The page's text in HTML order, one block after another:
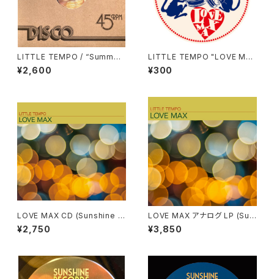
LITTLE TEMPO / “Summer
Saudade” DJ KENTARO RE
MIX (SUNLP-009)
¥2,600
LITTLE TEMPO "LOVE MA
X" オリジナルステッカー
¥300
LOVE MAX CD (Sunshine R
ecords / SUNCD-008)
¥2,750
LOVE MAX アナログ LP (Sun
shine Records / SUNLP-00
7)
¥3,850